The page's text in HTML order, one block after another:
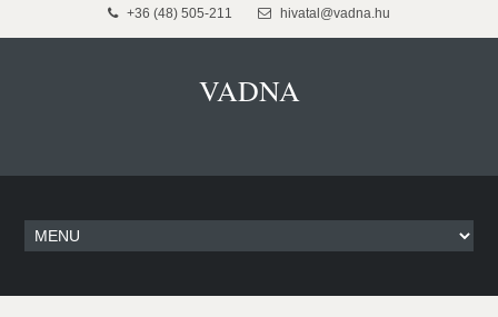
+36 (48) 505-211 hivatal@vadna.hu
VADNA